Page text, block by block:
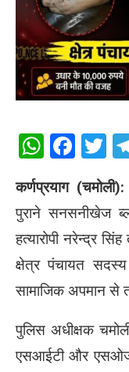
कर्णप्रयाग (चमोली):
पुराने सनसनीखेज
हत्यारोपी नरेन्द्र
क्षेत्र पंचायत
सामाजिक अपमान से
पुलिस अधीक्षक
एसआईटी और